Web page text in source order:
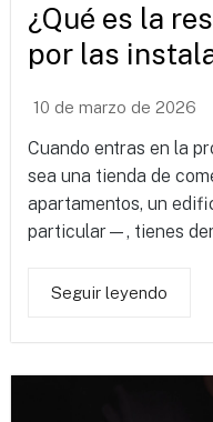
¿Qué es la
por las
10 de marzo de 2026
Cuando entras en la
sea una tienda de
apartamentos, un
particular—, tienes
Seguir leyendo